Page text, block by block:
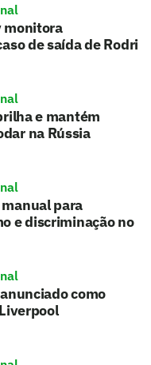
monitora
de saída de Rodri
e mantém
na Rússia
para
e discriminação no
como